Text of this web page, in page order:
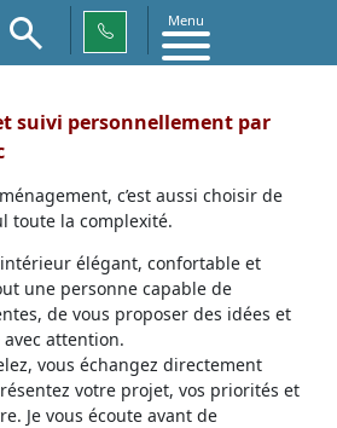
Menu
suivi personnellement par
c’est aussi choisir de
toute la complexité.
élégant, confortable et
une personne capable de
de vous proposer des idées et
avec attention.
vous échangez directement
votre projet, vos priorités et
Je vous écoute avant de